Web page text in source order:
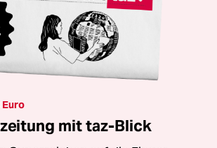
Euro
mit taz-Blick